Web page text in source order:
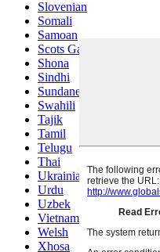
Slovenian
Somali
Samoan
Scots Gaelic
Shona
Sindhi
Sundanese
Swahili
Tajik
Tamil
Telugu
Thai
Ukrainian
Urdu
Uzbek
Vietnamese
Welsh
Xhosa